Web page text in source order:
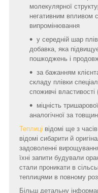
молекулярної
негативним впливом
випромінювання
у середній шар
добавка, яка
пошкоджень і
за бажанням
складу плівки
споживчі
міцність
аналогічної за
Теплиці відомі ще з
відомі сибарити й
задоволенні
їхні запити будували
стали проникати в
теплицями в повному
Більш детальну